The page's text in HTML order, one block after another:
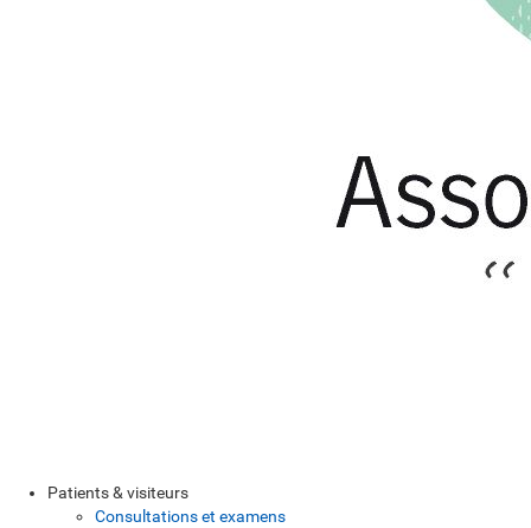
Patients & visiteurs
Consultations et examens